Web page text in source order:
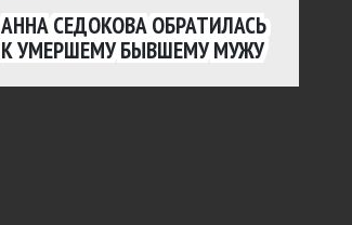
АННА СЕДОКОВА ОБРАТИЛАСЬ
К УМЕРШЕМУ БЫВШЕМУ МУЖУ